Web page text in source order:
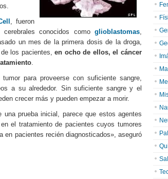
, fueron
conocidos como glioblastomas,
un mes de la primera dosis de la droga,
de los pacientes,en ocho de ellos, el cáncer
.
para proveerse con suficiente sangre,
a su alrededor. Sin suficiente sangre y el
crecer más y pueden empezar a morir.
prueba inicial, parece que estos agentes
el tratamiento de pacientes cuyos tumores
en pacientes recién diagnosticados», aseguró